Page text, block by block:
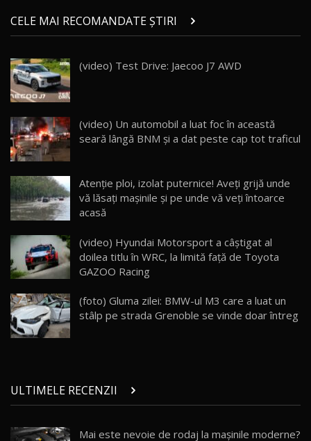
21
Micul BYD Dolphin Surf / Test Drive
AutoBlog.MD
16:59
22
Noua Mazda 6e / Test Drive AutoBlog.MD
23
Lynk & Co 01 / Test Drive AutoBlog.MD
25:19
24
ZEEKR 009: Cel mai Performant și Confortabil
Van Electric Testat în Moldova / AutoBlog.MD
26:38
mai Exclusiv și Puternic Defender Testat în
Moldova
32:21
26
AutoBlog.MD
10:57
28
Noul Geely Monjaro 2025! Mai ieftin și mai
dotat / Test Drive AutoBlog.MD
CELE MAI RECOMANDATE ȘTIRI
(video) Test Drive: Jaecoo J7 AWD
(video) Un automobil a luat foc în această
seară lângă BNM şi a dat peste cap tot traficul
Atenţie ploi, izolat puternice! Aveţi grijă unde
vă lăsaţi maşinile şi pe unde vă veţi întoarce
acasă
(video) Hyundai Motorsport a câştigat al
doilea titlu în WRC, la limită faţă de Toyota
GAZOO Racing
(foto) Gluma zilei: BMW-ul M3 care a luat un
stâlp pe strada Grenoble se vinde doar întreg
ULTIMELE RECENZII
Mai este nevoie de rodaj la mașinile moderne?